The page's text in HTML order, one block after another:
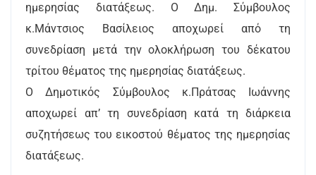
ημερησίας διατάξεως. Ο Δημ. Σύμβουλος
κ.Μάντσιος Βασίλειος αποχωρεί από τη
συνεδρίαση μετά την ολοκλήρωση του δέκατου
τρίτου θέματος της ημερησίας διατάξεως.
Ο Δημοτικός Σύμβουλος κ.Πράτσας Ιωάννης
αποχωρεί απ’ τη συνεδρίαση κατά τη διάρκεια
συζητήσεως του εικοστού θέματος της ημερησίας
διατάξεως.